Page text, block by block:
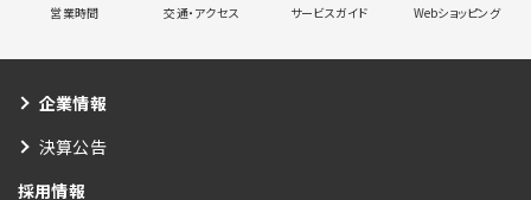
営業時間 交通・アクセス サービスガイド Webショッピング
企業情報
決算公告
採用情報